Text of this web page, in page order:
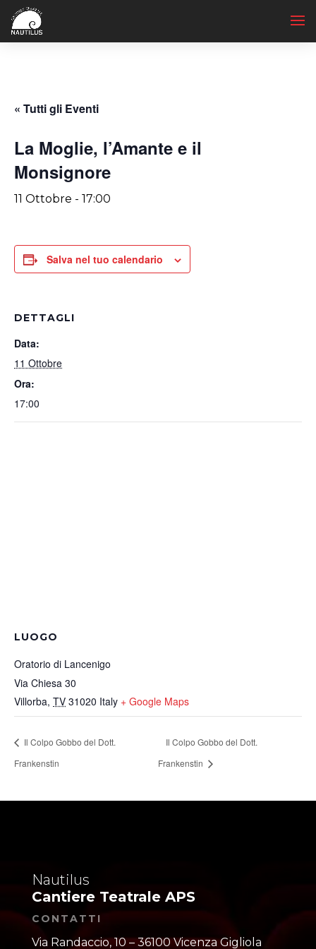
« Tutti gli Eventi
La Moglie, l’Amante e il
Monsignore
11 Ottobre - 17:00
Salva nel tuo calendario
DETTAGLI
Data:
11 Ottobre
Ora:
17:00
LUOGO
Oratorio di Lancenigo
Via Chiesa 30
Villorba, TV 31020 Italy + Google Maps
Il Colpo Gobbo del Dott.
Frankenstin
Il Colpo Gobbo del Dott.
Frankenstin
Nautilus
Cantiere Teatrale APS
CONTATTI
Via Randaccio, 10 – 36100 Vicenza Gigliola